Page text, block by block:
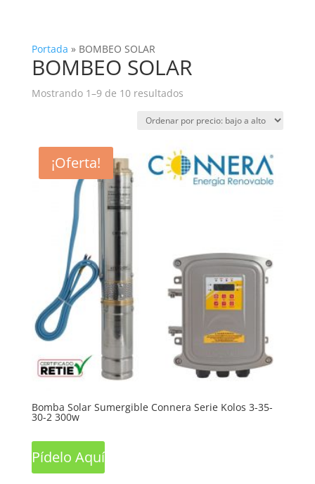
Portada » BOMBEO SOLAR
BOMBEO SOLAR
Mostrando 1–9 de 10 resultadosOrdenado
precio:
a
alto
¡Oferta!
Bomba Solar Sumergible Connera Serie Kolos 3-35-
30-2 300w
Pídelo Aquí